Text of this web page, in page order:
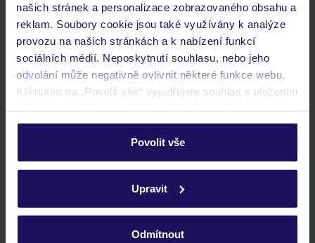
našich stránek a personalizace zobrazovaného obsahu a
reklam. Soubory cookie jsou také využívány k analýze
provozu na našich stránkách a k nabízení funkcí
sociálních médií. Neposkytnutí souhlasu, nebo jeho
odvolání může negativně ovlivnit některé funkce webu.
Kliknutím na „Povolit vše“ vyjadřujete souhlas s uložením
personalizovat v sekci „Personalizace“.
Podrobné informace o souborech cookie naleznete v
ochrany osobních údajů.
Povolit vše
Upravit
Odmítnout
Často kladené otázky
Jaké doklady jsou potřebné při cestování?
Budeme ubytováni ihned po příjezdu do hotelu?
Kam jít po přistání a vyzvednutí zavazadel?
Zobrazit další
Stáhněte si bezplatnou aplikaci TUI
seznam oblíbených nabídek a možnost jejich sdílení
historie vyhledávání a naposledy zobrazené nabídky